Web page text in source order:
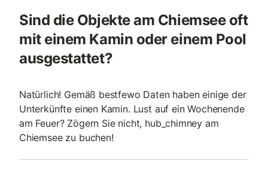
Sind die Objekte am Chiemsee oft
mit einem Kamin oder einem Pool
ausgestattet?
Natürlich! Gemäß bestfewo Daten haben einige der
Unterkünfte einen Kamin. Lust auf ein Wochenende
am Feuer? Zögern Sie nicht, hub_chimney am
Chiemsee zu buchen!